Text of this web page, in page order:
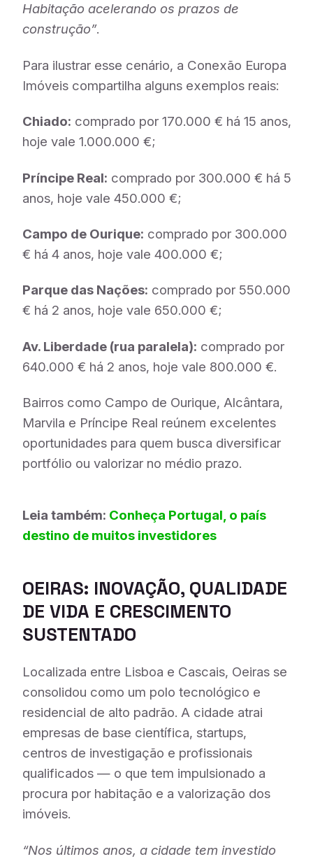
Habitação acelerando os prazos de
construção”.
Para ilustrar esse cenário, a Conexão Europa
Imóveis compartilha alguns exemplos reais:
Chiado: comprado por 170.000 € há 15 anos,
hoje vale 1.000.000 €;
Príncipe Real: comprado por 300.000 € há 5
anos, hoje vale 450.000 €;
Campo de Ourique: comprado por 300.000
€ há 4 anos, hoje vale 400.000 €;
Parque das Nações: comprado por 550.000
€ há 2 anos, hoje vale 650.000 €;
Av. Liberdade (rua paralela): comprado por
640.000 € há 2 anos, hoje vale 800.000 €.
Bairros como Campo de Ourique, Alcântara,
Marvila e Príncipe Real reúnem excelentes
oportunidades para quem busca diversificar
portfólio ou valorizar no médio prazo.
Leia também: Conheça Portugal, o país
destino de muitos investidores
OEIRAS: INOVAÇÃO, QUALIDADE
DE VIDA E CRESCIMENTO
SUSTENTADO
Localizada entre Lisboa e Cascais, Oeiras se
consolidou como um polo tecnológico e
residencial de alto padrão. A cidade atrai
empresas de base científica, startups,
centros de investigação e profissionais
qualificados — o que tem impulsionado a
procura por habitação e a valorização dos
imóveis.
“Nos últimos anos, a cidade tem investido